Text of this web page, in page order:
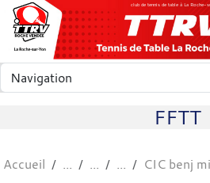
club de tennis de table à La Roche-
FFTT
Accueil CIC benj
Panneau de gestion des cookies